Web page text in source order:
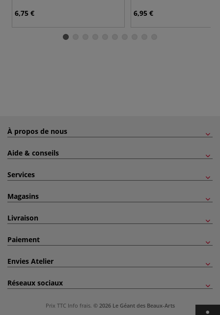
6,75 € 6,95 €
À propos de nous
Aide & conseils
Services
Magasins
Livraison
Paiement
Envies Atelier
Réseaux sociaux
Prix TTC Info frais. © 2026 Le Géant des Beaux-Arts